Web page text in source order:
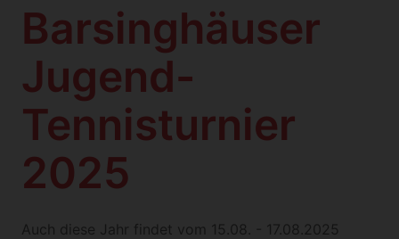
Barsinghäuser
Jugend-
Tennisturnier
2025
Auch diese Jahr findet vom 15.08. - 17.08.2025